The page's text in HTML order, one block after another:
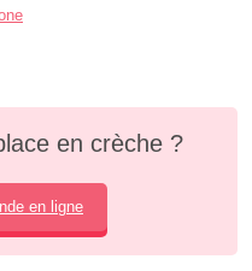
en crèche ?
en ligne